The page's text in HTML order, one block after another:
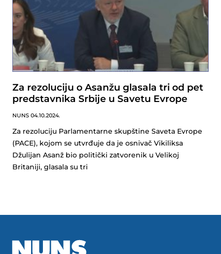
Za rezoluciju o Asanžu glasala tri od pet
predstavnika Srbije u Savetu Evrope
NUNS 04.10.2024.
Za rezoluciju Parlamentarne skupštine Saveta Evrope
(PACE), kojom se utvrđuje da je osnivač Vikiliksa
Džulijan Asanž bio politički zatvorenik u Velikoj
Britaniji, glasala su tri